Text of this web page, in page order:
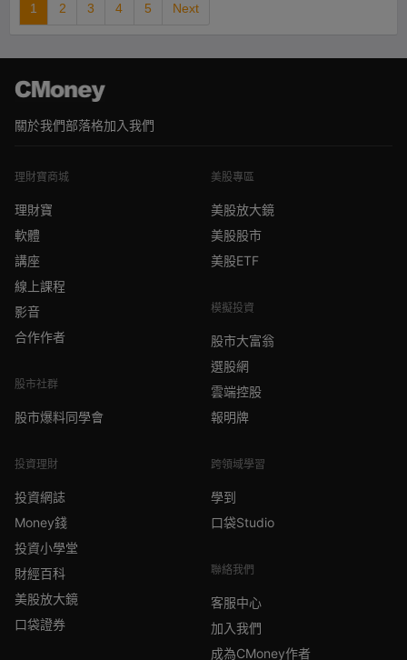
1 2 3 4 5 Next
關於我們部落格加入我們
理財寶商城
理財寶
軟體
講座
線上課程
影音
合作作者
股市社群
股市爆料同學會
投資理財
投資網誌
Money錢
投資小學堂
財經百科
美股放大鏡
口袋證券
美股專區
美股放大鏡
美股股市
美股ETF
模擬投資
股市大富翁
選股網
雲端控股
報明牌
跨領域學習
學到
口袋Studio
聯絡我們
客服中心
加入我們
成為CMoney作者